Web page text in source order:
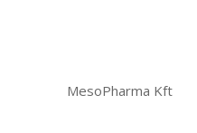
MesoPharma Kft